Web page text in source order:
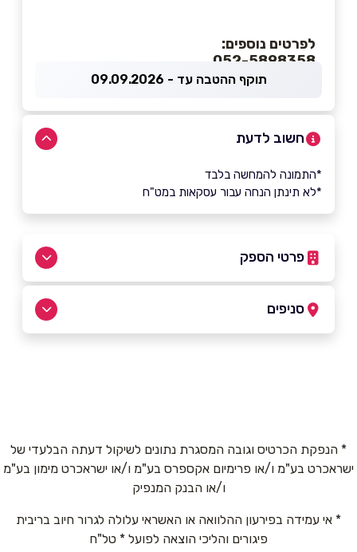
לפרטים נוספים:
תוקף ההטבה עד - 09.09.2026
חשוב לדעת
*התמונה להמחשה בלבד
*לא תינתן הנחה עבור עסקאות במט"ח
פרטי הספק
סניפים
* הנפקת הכרטיס וגובה המסגרת נתונים לשיקול דעתה הבלעדי של
ישראכרט בע"מ ו/או פרימיום אקספרס בע"מ ו/או ישראכרט מימון בע"מ
ו/או הבנק המנפיק
* אי עמידה בפירעון ההלוואה או האשראי עלולה לגרור חיוב בריבית
פיגורים והליכי הוצאה לפועל * טל"ח